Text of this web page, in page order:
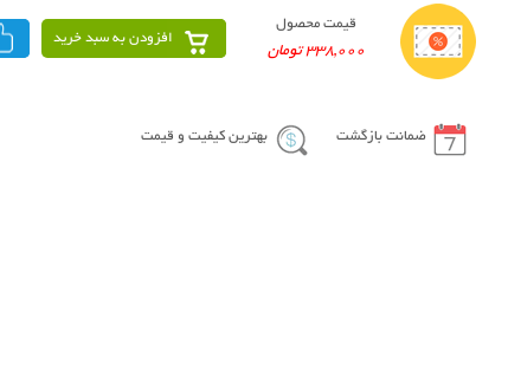
قیمت محصول
338,000 تومان
افزودن به سبد خرید
ضمانت بازگشت بهترین کیفیت و قیمت